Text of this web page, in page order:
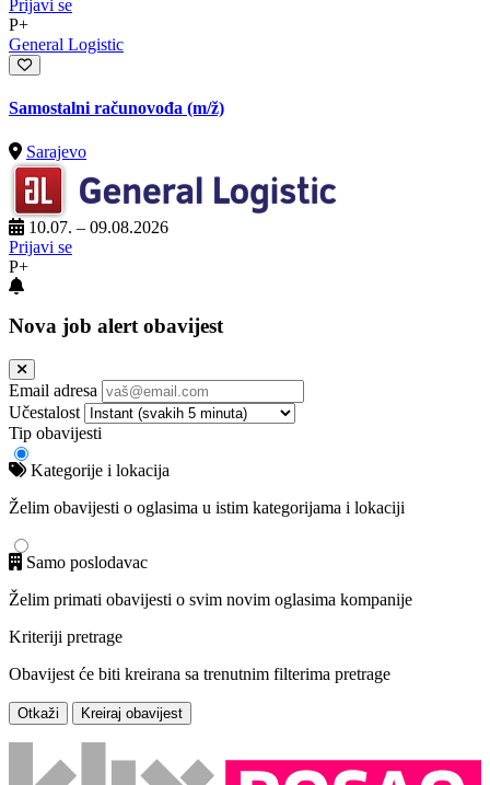
Prijavi se
P+
General Logistic
Samostalni računovođa (m/ž)
Sarajevo
10.07. – 09.08.2026
Prijavi se
P+
Nova job alert obavijest
Email adresa
Učestalost
Tip obavijesti
Kategorije i lokacija
Želim obavijesti o oglasima u istim kategorijama i lokaciji
Samo poslodavac
Želim primati obavijesti o svim novim oglasima kompanije
Kriteriji pretrage
Obavijest će biti kreirana sa trenutnim filterima pretrage
Otkaži Kreiraj obavijest